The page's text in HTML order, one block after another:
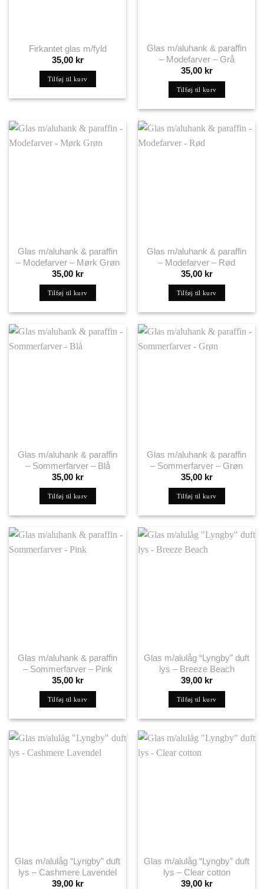
Firkantet glas m/fyld
35,00 kr
Tilføj til kurv
Glas m/aluhank & paraffin
– Modefarver – Grå
35,00 kr
Tilføj til kurv
Glas m/aluhank & paraffin
– Modefarver – Mørk Grøn
35,00 kr
Tilføj til kurv
Glas m/aluhank & paraffin
– Modefarver – Rød
35,00 kr
Tilføj til kurv
Glas m/aluhank & paraffin
– Sommerfarver – Blå
35,00 kr
Tilføj til kurv
Glas m/aluhank & paraffin
– Sommerfarver – Grøn
35,00 kr
Tilføj til kurv
Glas m/aluhank & paraffin
– Sommerfarver – Pink
35,00 kr
Tilføj til kurv
Glas m/alulåg “Lyngby” duft
lys – Breeze Beach
39,00 kr
Tilføj til kurv
Glas m/alulåg “Lyngby” duft
lys – Cashmere Lavendel
39,00 kr
Glas m/alulåg “Lyngby” duft
lys – Clear cotton
39,00 kr